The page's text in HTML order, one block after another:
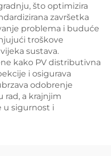
što optimizira
završetka
problema i buduće
troškove
sustava.
kako PV distributivna
i osigurava
odobrenje
rad, a krajnjim
u sigurnost i